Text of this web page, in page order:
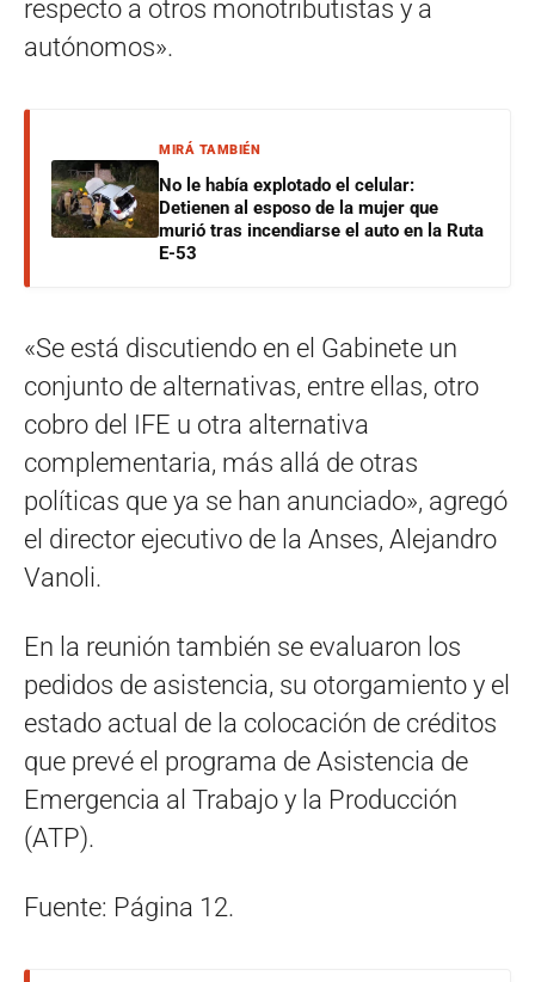
respecto a otros monotributistas y a
autónomos».
MIRÁ TAMBIÉN
No le había explotado el celular:
Detienen al esposo de la mujer que
murió tras incendiarse el auto en la Ruta
E-53
«Se está discutiendo en el Gabinete un
conjunto de alternativas, entre ellas, otro
cobro del IFE u otra alternativa
complementaria, más allá de otras
políticas que ya se han anunciado», agregó
el director ejecutivo de la Anses, Alejandro
Vanoli.
En la reunión también se evaluaron los
pedidos de asistencia, su otorgamiento y el
estado actual de la colocación de créditos
que prevé el programa de Asistencia de
Emergencia al Trabajo y la Producción
(ATP).
Fuente: Página 12.